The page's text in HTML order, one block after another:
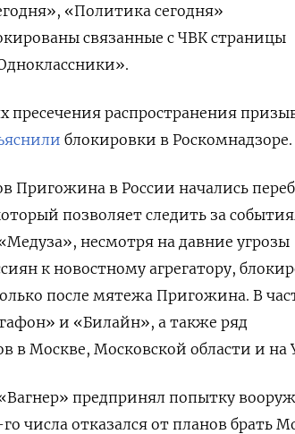
«Политика сегодня»
связанные с ЧВК страницы
пресечения распространения
блокировки в Роскомнадзоре.
Пригожина в России начались
позволяет следить за
несмотря на давние угрозы
к новостному агрегатору,
после мятежа Пригожина. В
и «Билайн», а также ряд
в Москве, Московской области и на
предпринял попытку
числа отказался от планов брать